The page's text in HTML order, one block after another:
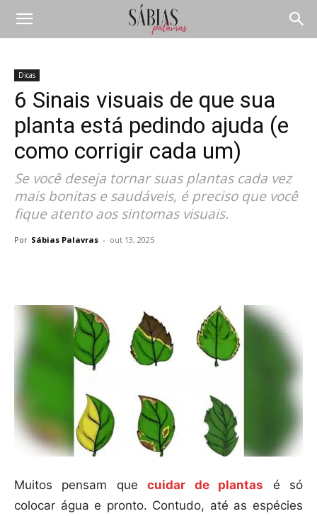
Dicas
6 Sinais visuais de que sua
planta está pedindo ajuda (e
como corrigir cada um)
Se você deseja tornar suas plantas cada vez
mais bonitas e saudáveis, é preciso que você
fique atento aos sintomas visuais.
Por Sábias Palavras - out 13, 2025
Muitos pensam quecuidar de plantas é só
colocar água e pronto. Contudo, até as espécies